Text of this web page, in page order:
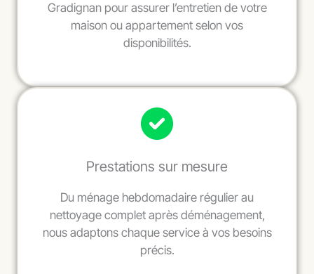
Gradignan pour assurer l’entretien de votre
maison ou appartement selon vos
disponibilités.
Prestations sur mesure
Du ménage hebdomadaire régulier au
nettoyage complet après déménagement,
nous adaptons chaque service à vos besoins
précis.